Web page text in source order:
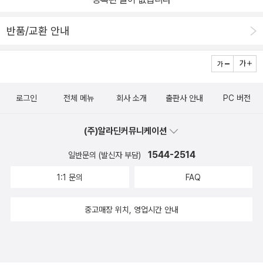
반품/교환 안내
로그인 전체 메뉴 회사 소개 출판사 안내 PC 버전
(주)알라딘커뮤니케이션
일반문의 (발신자 부담) 1544-2514
1:1 문의 FAQ
중고매장 위치, 영업시간 안내